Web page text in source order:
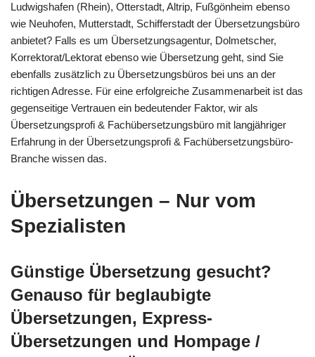
Ludwigshafen (Rhein), Otterstadt, Altrip, Fußgönheim ebenso
wie Neuhofen, Mutterstadt, Schifferstadt der Übersetzungsbüro
anbietet? Falls es um Übersetzungsagentur, Dolmetscher,
Korrektorat/Lektorat ebenso wie Übersetzung geht, sind Sie
ebenfalls zusätzlich zu Übersetzungsbüros bei uns an der
richtigen Adresse. Für eine erfolgreiche Zusammenarbeit ist das
gegenseitige Vertrauen ein bedeutender Faktor, wir als
Übersetzungsprofi & Fachübersetzungsbüro mit langjähriger
Erfahrung in der Übersetzungsprofi & Fachübersetzungsbüro-
Branche wissen das.
Übersetzungen – Nur vom
Spezialisten
Günstige Übersetzung gesucht?
Genauso für beglaubigte
Übersetzungen, Express-
Übersetzungen und Hompage /